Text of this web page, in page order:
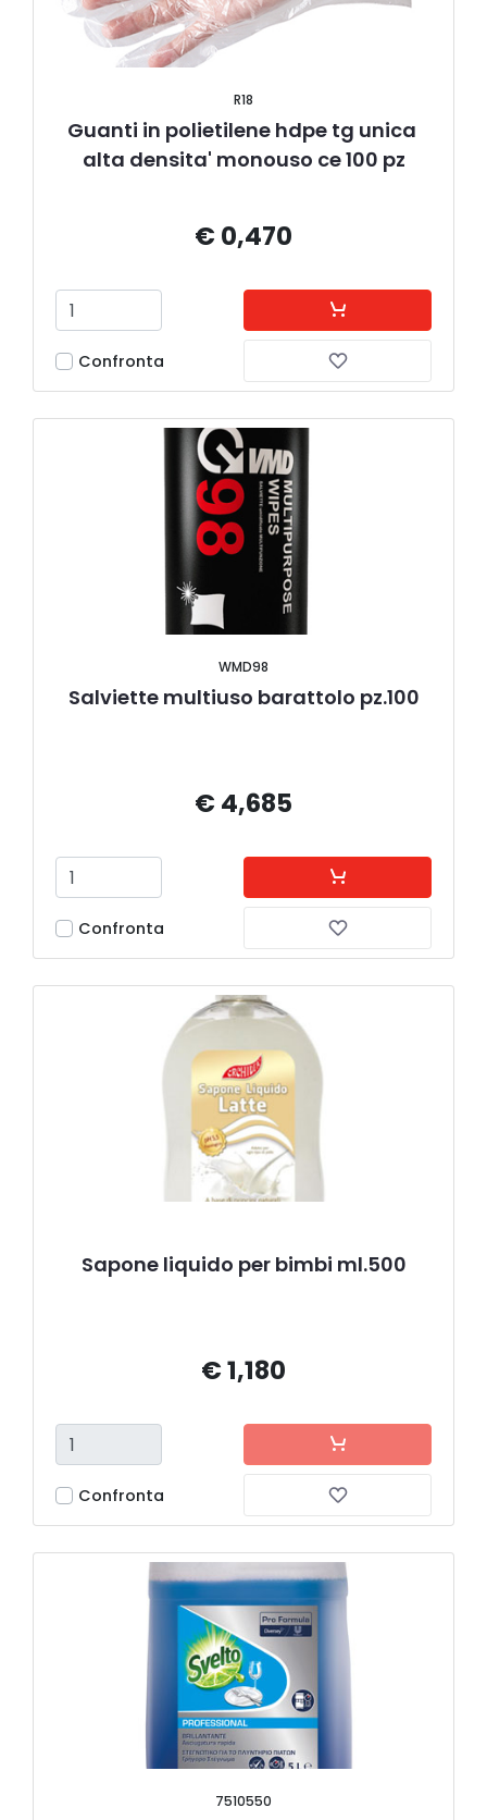
R18
Guanti in polietilene hdpe tg unica
alta densita' monouso ce 100 pz
€ 0,470
Confronta
WMD98
Salviette multiuso barattolo pz.100
€ 4,685
Confronta
Sapone liquido per bimbi ml.500
€ 1,180
Confronta
7510550